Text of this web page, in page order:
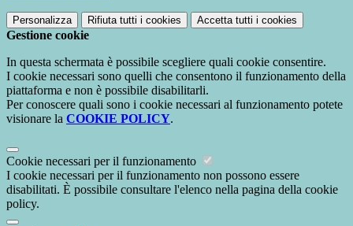
Personalizza Rifiuta tutti i cookies Accetta tutti i cookies
Gestione cookie
In questa schermata è possibile scegliere quali cookie consentire.
I cookie necessari sono quelli che consentono il funzionamento della
piattaforma e non è possibile disabilitarli.
Per conoscere quali sono i cookie necessari al funzionamento potete
visionare la COOKIE POLICY.
Cookie necessari per il funzionamento
I cookie necessari per il funzionamento non possono essere
disabilitati. È possibile consultare l'elenco nella pagina della cookie
policy.